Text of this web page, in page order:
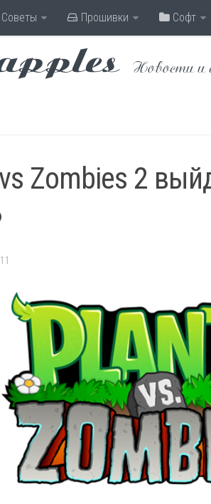
Советы Прошивки Софт
Новости и
Zombies 2